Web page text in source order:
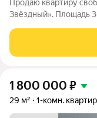
Продаю квартиру
Звёздный». Площадь
отдельную кухню и небольшую
1 800 000 ₽
29 м² 1-комн.